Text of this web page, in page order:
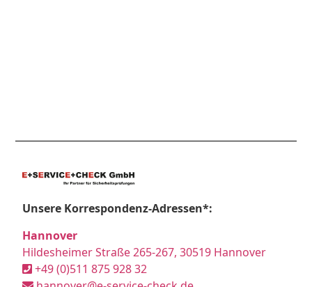
Unsere Korrespondenz-Adressen*:
Hannover
Hildesheimer Straße 265-267, 30519 Hannover
+49 (0)511 875 928 32